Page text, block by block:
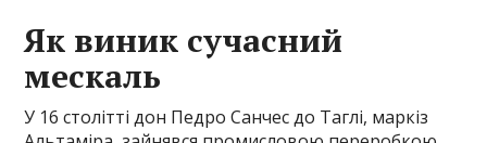
Як виник сучасний
мескаль
У 16 столітті дон Педро Санчес до Таглі, маркіз